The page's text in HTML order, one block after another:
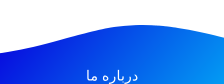
درباره ما